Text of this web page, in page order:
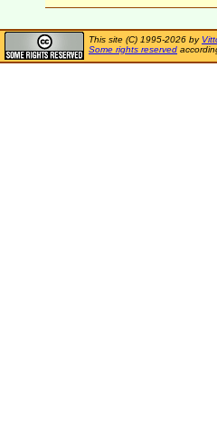
This site (C) 1995-2026 by
Some rights reserved